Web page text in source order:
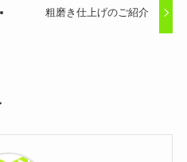
粗磨き仕上げのご紹介